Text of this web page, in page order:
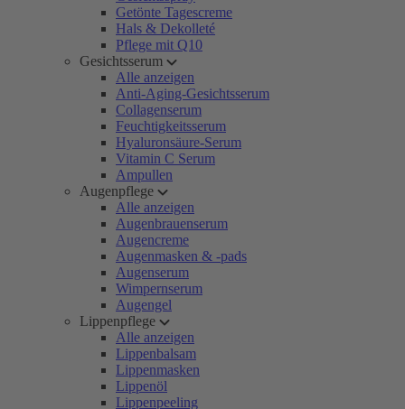
Getönte Tagescreme
Hals & Dekolleté
Pflege mit Q10
Gesichtsserum
Alle anzeigen
Anti-Aging-Gesichtsserum
Collagenserum
Feuchtigkeitsserum
Hyaluronsäure-Serum
Vitamin C Serum
Ampullen
Augenpflege
Alle anzeigen
Augenbrauenserum
Augencreme
Augenmasken & -pads
Augenserum
Wimpernserum
Augengel
Lippenpflege
Alle anzeigen
Lippenbalsam
Lippenmasken
Lippenöl
Lippenpeeling